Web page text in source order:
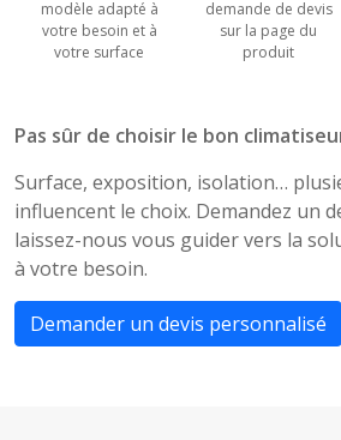
modèle adapté à
votre besoin et à
votre surface
demande de devis
sur la page du
produit
Pas sûr de choisir le bon
Surface, exposition, isolation…
influencent le choix. Demandez un
laissez-nous vous guider vers la
à votre besoin.
Demander un devis personnalisé